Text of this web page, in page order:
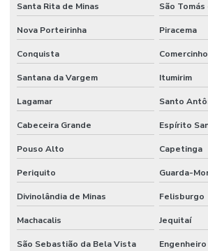
Santa Rita de Minas São
Nova Porteirinha Piracema
Conquista Comercinho
Santana da Vargem Itumirim
Lagamar Santo
Cabeceira Grande Espírito
Pouso Alto Capetinga
Periquito Guarda-
Divinolândia de Minas Felisburgo
Machacalis Jequitaí
São Sebastião da Bela Vista